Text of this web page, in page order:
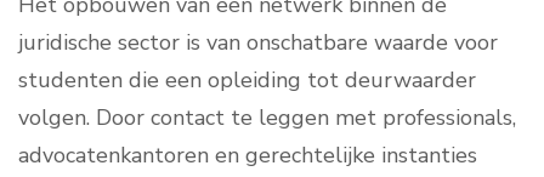
juridische sector is van onschatbare waarde voor
studenten die een opleiding tot deurwaarder
volgen. Door contact te leggen met professionals,
advocatenkantoren en gerechtelijke instanties